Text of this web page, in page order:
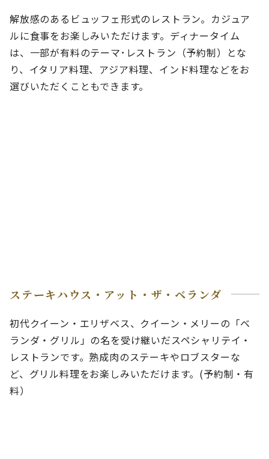
解放感のあるビュッフェ形式のレストラン。カジュア
ルに食事をお楽しみいただけます。ディナータイム
は、一部が有料のテーマ･レストラン（予約制）とな
り、イタリア料理、アジア料理、インド料理などをお
選びいただくこともできます。
ステーキハウス・アット・ザ・ベランダ
初代クイーン・エリザベス、クイーン・メリーの「ベ
ランダ・グリル」の名を受け継いだスペシャリテイ・
レストランです。熟成肉のステーキやロブスターな
ど、グリル料理をお楽しみいただけます。(予約制・有
料）